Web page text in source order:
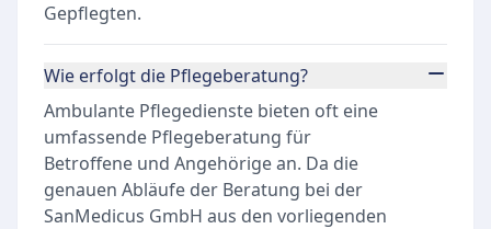
Gepflegten.
Wie erfolgt die Pflegeberatung?
Ambulante Pflegedienste bieten oft eine
umfassende Pflegeberatung für
Betroffene und Angehörige an. Da die
genauen Abläufe der Beratung bei der
SanMedicus GmbH aus den vorliegenden